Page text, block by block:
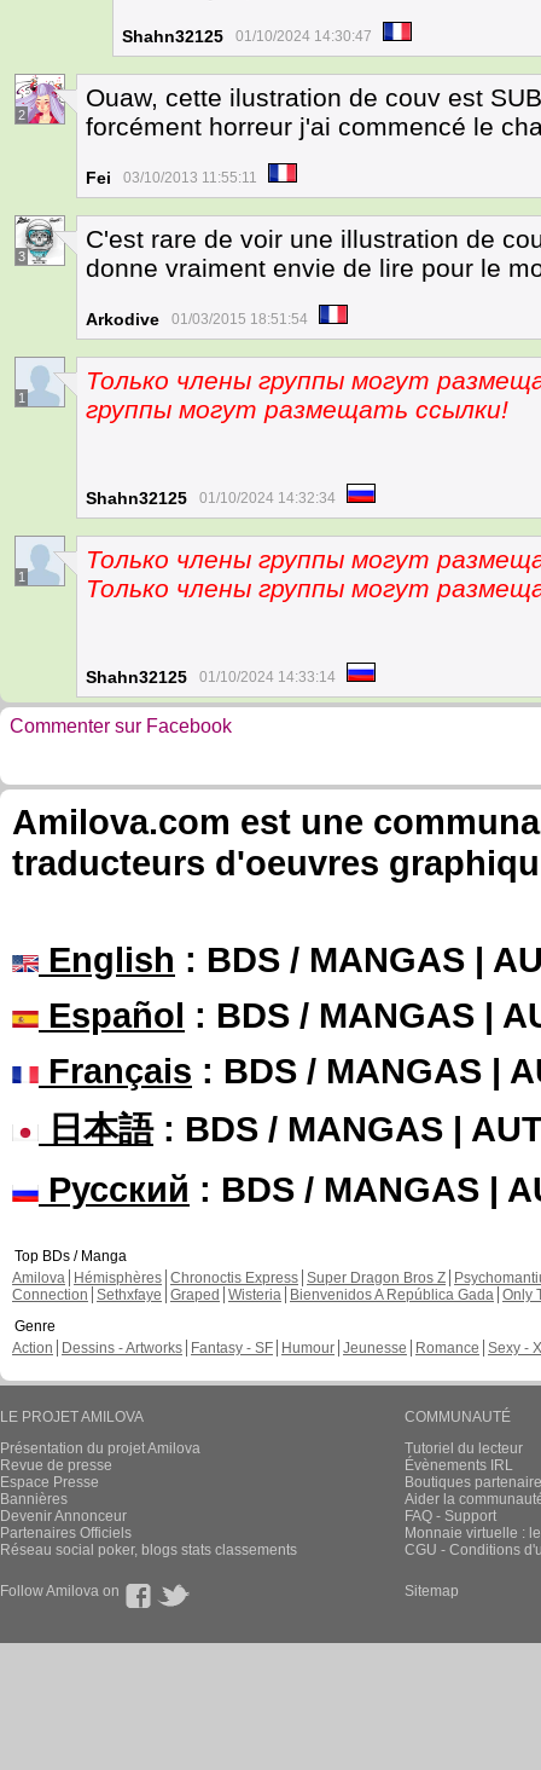
Shahn32125 01/10/2024 14:30:47
2
Ouaw, cette ilustration de couv est
forcément horreur j'ai commencé le
Fei 03/10/2013 11:55:11
3
C'est rare de voir une illustration de
donne vraiment envie de lire pour le
Arkodive 01/03/2015 18:51:54
1
Только члены группы могут
группы могут размещать ссылки!
Shahn32125 01/10/2024 14:32:34
1
Только члены группы могут
Только члены группы могут
Shahn32125 01/10/2024 14:33:14
Commenter sur Facebook
Amilova.com est une
traducteurs d'oeuvres
English : BDS / MANGAS |
Español : BDS / MANGAS |
Français : BDS / MANGAS |
日本語: BDS / MANGAS |
Русский : BDS / MANGAS |
Top BDs / Manga
Amilova
Hémisphères Chronoctis Express Super Dragon Bros Z
Connection Sethxfaye Graped Wisteria Bienvenidos A República Gada Only
Genre
Action
Dessins - Artworks Fantasy - SF Humour Jeunesse Romance Sexy -
LE PROJET AMILOVA
Présentation du projet Amilova
Revue de presse
Espace Presse
Bannières
Devenir Annonceur
Partenaires Officiels
Réseau social poker, blogs stats classements
COMMUNAUTÉ
Tutoriel du lecteur
Évènements IRL
Boutiques
Aider la
FAQ - Support
Monnaie virtuelle :
CGU - Conditions
Follow Amilova on Sitemap